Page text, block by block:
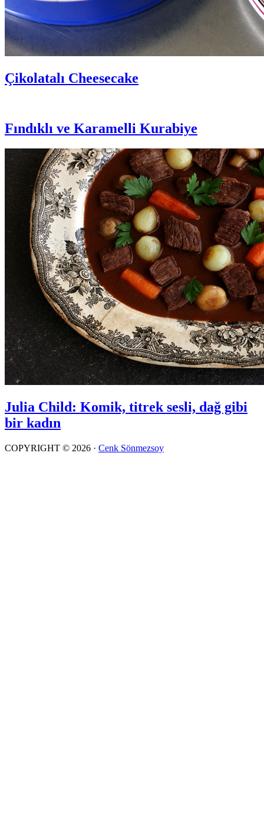
Çikolatalı Cheesecake
Fındıklı ve Karamelli Kurabiye
Julia Child: Komik, titrek sesli, dağ gibi
bir kadın
COPYRIGHT © 2026 · Cenk Sönmezsoy